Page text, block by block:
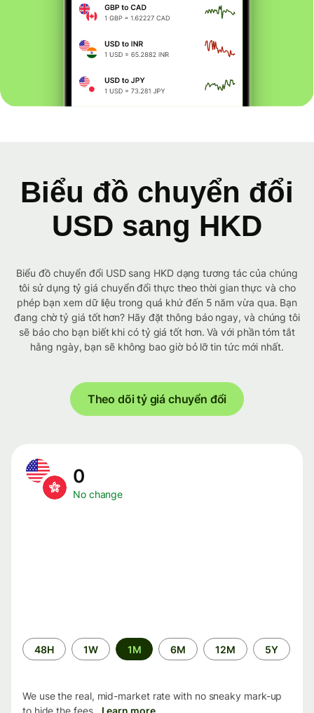
Biểu đồ chuyển đổi
USD sang HKD
Biểu đồ chuyển đổi USD sang HKD dạng tương tác của chúng
tôi sử dụng tỷ giá chuyển đổi thực theo thời gian thực và cho
phép bạn xem dữ liệu trong quá khứ đến 5 năm vừa qua. Bạn
đang chờ tỷ giá tốt hơn? Hãy đặt thông báo ngay, và chúng tôi
sẽ báo cho bạn biết khi có tỷ giá tốt hơn. Và với phần tóm tắt
hằng ngày, bạn sẽ không bao giờ bỏ lỡ tin tức mới nhất.
Theo dõi tỷ giá chuyển đổi
0
No change
Time
period
48H 1W 1M 6M 12M 5Y
We use the real, mid-market rate with no sneaky mark-up